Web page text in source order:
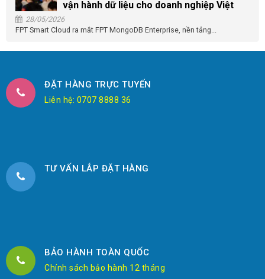
vận hành dữ liệu cho doanh nghiệp Việt
28/05/2026
FPT Smart Cloud ra mắt FPT MongoDB Enterprise, nền tảng...
ĐẶT HÀNG TRỰC TUYẾN
Liên hệ: 0707 8888 36
TƯ VẤN LẮP ĐẶT HÀNG
BẢO HÀNH TOÀN QUỐC
Chính sách bảo hành 12 tháng